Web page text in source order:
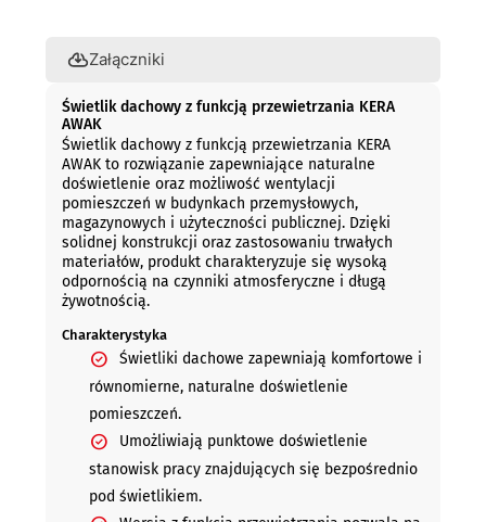
ochrony
gwarantują
niezawodność
w
wymagających
warunkach
eksploatacji.
Załączniki
Świetlik dachowy z funkcją przewietrzania KERA
AWAK
Świetlik dachowy z funkcją przewietrzania KERA
AWAK to rozwiązanie zapewniające naturalne
doświetlenie oraz możliwość wentylacji
pomieszczeń w budynkach przemysłowych,
magazynowych i użyteczności publicznej. Dzięki
solidnej konstrukcji oraz zastosowaniu trwałych
materiałów, produkt charakteryzuje się wysoką
odpornością na czynniki atmosferyczne i długą
żywotnością.
Charakterystyka
Świetliki dachowe zapewniają komfortowe i
równomierne, naturalne doświetlenie
pomieszczeń.
Umożliwiają punktowe doświetlenie
stanowisk pracy znajdujących się bezpośrednio
pod świetlikiem.